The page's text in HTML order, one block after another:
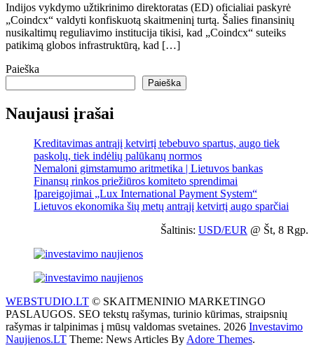
Indijos vykdymo užtikrinimo direktoratas (ED) oficialiai paskyrė
„Coindcx“ valdyti konfiskuotą skaitmeninį turtą. Šalies finansinių
nusikaltimų reguliavimo institucija tikisi, kad „Coindcx“ suteiks
patikimą globos infrastruktūrą, kad […]
Paieška
Paieška
Naujausi įrašai
Kreditavimas antrąjį ketvirtį tebebuvo spartus, augo tiek
paskolų, tiek indėlių palūkanų normos
Nemaloni gimstamumo aritmetika | Lietuvos bankas
Finansų rinkos priežiūros komiteto sprendimai
Įpareigojimai „Lux International Payment System“
Lietuvos ekonomika šių metų antrąjį ketvirtį augo sparčiai
Šaltinis: USD/EUR @ Št, 8 Rgp.
WEBSTUDIO.LT © SKAITMENINIO MARKETINGO
PASLAUGOS. SEO tekstų rašymas, turinio kūrimas, straipsnių
rašymas ir talpinimas į mūsų valdomas svetaines. 2026 Investavimo
Naujienos.LT Theme: News Articles By Adore Themes.